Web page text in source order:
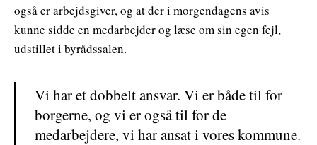
også er arbejdsgiver, og at der i morgendagens avis
kunne sidde en medarbejder og læse om sin egen fejl,
udstillet i byrådssalen.
Vi har et dobbelt ansvar. Vi er både til for
borgerne, og vi er også til for de
medarbejdere, vi har ansat i vores kommune.